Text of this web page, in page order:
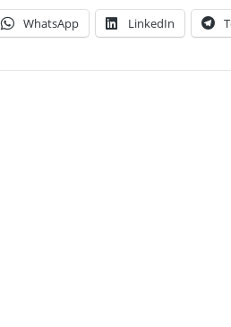
WhatsApp LinkedIn